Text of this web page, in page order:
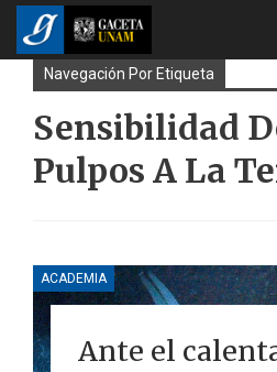
Navegación Por Etiqueta
Sensibilidad
Pulpos A La
ACADEMIA
Ante el